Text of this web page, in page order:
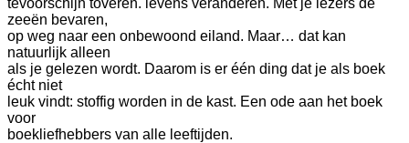
zeeën bevaren,
op weg naar een onbewoond eiland. Maar… dat kan
natuurlijk alleen
als je gelezen wordt. Daarom is er één ding dat je als boek
écht niet
leuk vindt: stoffig worden in de kast. Een ode aan het boek
voor
boekliefhebbers van alle leeftijden.